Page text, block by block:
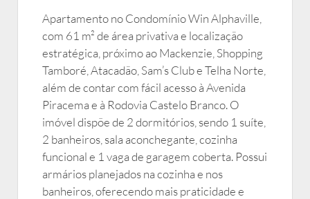
Apartamento no Condomínio Win Alphaville,
com 61 m² de área privativa e localização
estratégica, próximo ao Mackenzie, Shopping
Tamboré, Atacadão, Sam’s Club e Telha Norte,
além de contar com fácil acesso à Avenida
Piracema e à Rodovia Castelo Branco. O
imóvel dispõe de 2 dormitórios, sendo 1 suíte,
2 banheiros, sala aconchegante, cozinha
funcional e 1 vaga de garagem coberta. Possui
armários planejados na cozinha e nos
banheiros, oferecendo mais praticidade e